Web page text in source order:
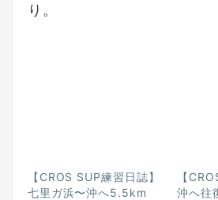
り。
【CROS SUP練習日誌】
七里ガ浜〜沖へ5.5km
【
沖へ往